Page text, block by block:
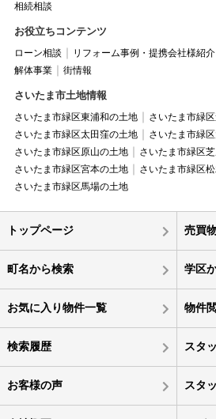
相続相談
お役立ちコンテンツ
ローン相談 リフォーム事例・提携会社様紹介
解体事業
街情報
さいたま市土地情報
さいたま市緑区東浦和の土地
さいたま市緑
さいたま市緑区太田窪の土地
さいたま市緑
さいたま市緑区原山の土地
さいたま市緑区
さいたま市緑区宮本の土地
さいたま市緑区
さいたま市緑区馬場の土地
トップページ 売買
町名から検索 学区
お気に入り物件一覧 物件
検索履歴 スタ
お客様の声 スタ